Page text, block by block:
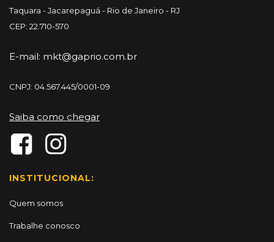
Taquara - Jacarepaguá - Rio de Janeiro - RJ
CEP: 22.710-570
E-mail: mkt@gaprio.com.br
CNPJ: 04.567.445/0001-09
Saiba como chegar
INSTITUCIONAL:
Quem somos
Trabalhe conosco